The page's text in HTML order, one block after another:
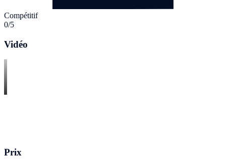
Compétitif
0/5
Vidéo
Prix